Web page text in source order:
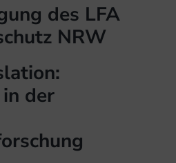
des LFA
NRW
der